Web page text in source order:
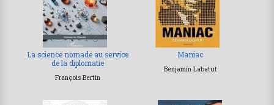
La science nomade au service
de la diplomatie
François Bertin
Maniac
Benjamín Labatut